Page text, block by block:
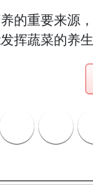
重要来源
挥蔬菜的养生